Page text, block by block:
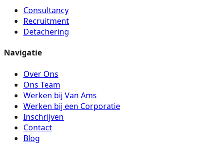
Consultancy
Recruitment
Detachering
Navigatie
Over Ons
Ons Team
Werken bij Van Ams
Werken bij een Corporatie
Inschrijven
Contact
Blog